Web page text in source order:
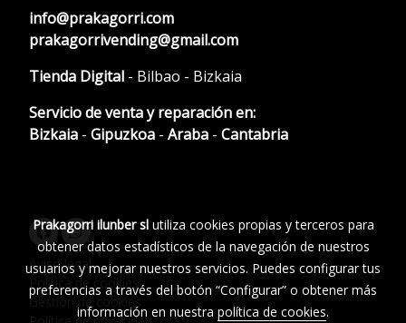
info@prakagorri.com
prakagorrivending@gmail.com
Tienda Digital - Bilbao - Bizkaia
Servicio de venta y reparación en:
Bizkaia - Gipuzkoa - Araba - Cantabria
Aviso legal
Política de cookies
Gestión de cookies
Prakagorri ilunber slutiliza cookies propias y terceros para
obtener datos estadísticos de la navegación de nuestros
usuarios y mejorar nuestros servicios. Puedes configurar tus
preferencias a través del botón “Configurar” o obtener más
información en nuestra política de cookies.